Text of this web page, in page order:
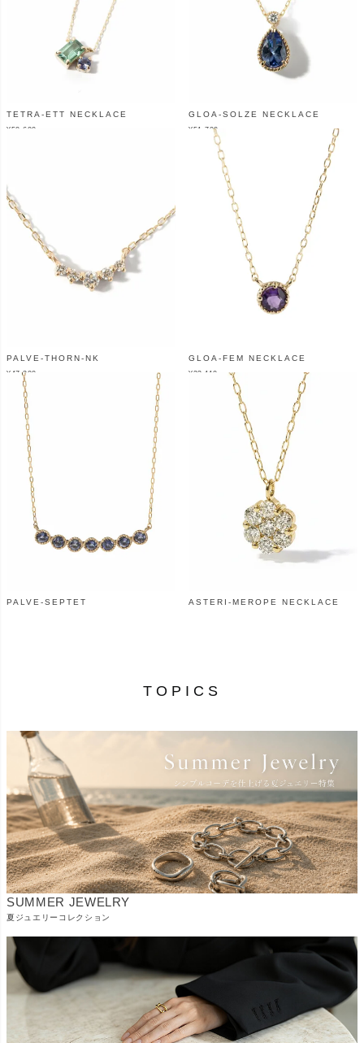
TETRA-ETT NECKLACE
¥50,600
GLOA-SOLZE NECKLACE
¥51,700
PALVE-THORN-NK
¥ 47,300
GLOA-FEM NECKLACE
¥33,110 （税込）
PALVE-SEPTET ASTERI-MEROPE NECKLACE
TOPICS
SUMMER JEWELRY
夏ジュエリーコレクション